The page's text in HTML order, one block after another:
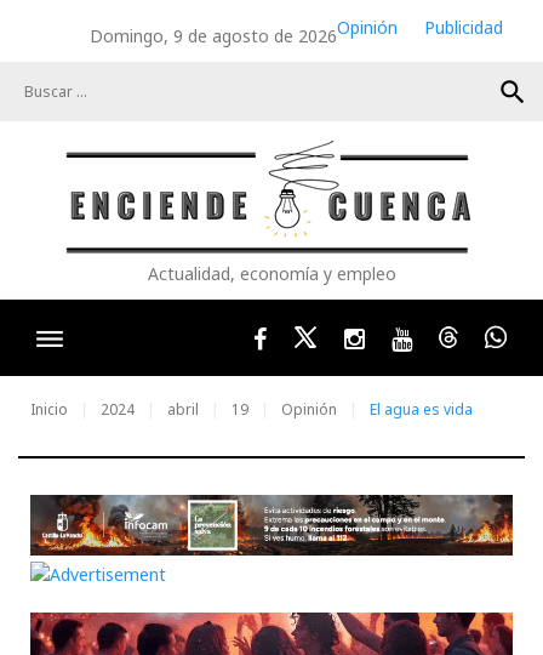
Domingo, 9 de agosto de 2026Opinión
Publicidad
search
Actualidad, economía y empleo
FacebookTwitterInstagram
YoutubeThreads
Inicio 2024 abril 19 Opinión El agua es vida